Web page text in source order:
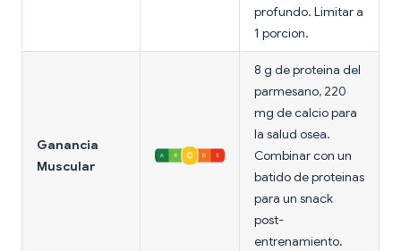
profundo. Limitar a
1 porcion.
Ganancia
Muscular
8 g de proteina del
parmesano, 220
mg de calcio para
la salud osea.
Combinar con un
batido de proteinas
para un snack
post-
entrenamiento.